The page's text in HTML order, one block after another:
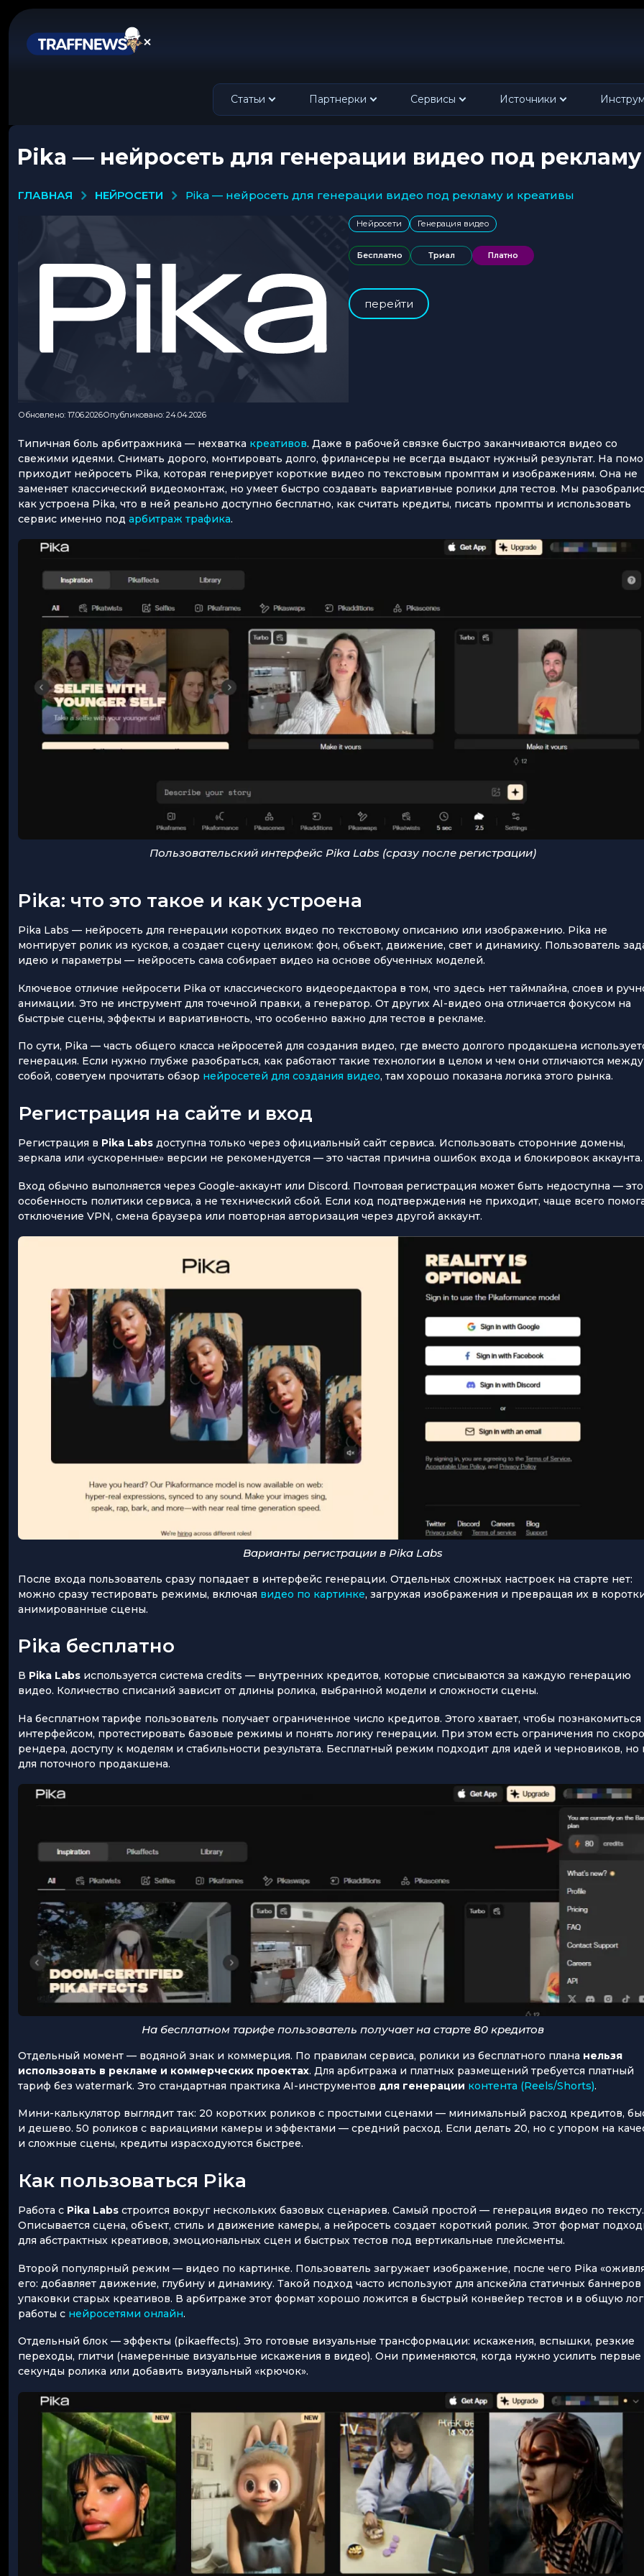
Статьи Партнерки Сервисы Источники
Pika — нейросеть для генерации видео под
ГЛАВНАЯ НЕЙРОСЕТИ pika — нейросеть для генерации видео под рекламу и креативы
Нейросети Генерация видео
Бесплатно Триал Платно
перейти
Обновлено: 17.06.2026Опубликовано: 24.04.2026
Типичная боль арбитражника — нехватка креативов. Даже в рабочей связке быстро заканчиваются видео со
свежими идеями. Снимать дорого, монтировать долго, фрилансеры не всегда выдают нужный результат. На
приходит нейросеть Pika, которая генерирует короткие видео по текстовым промптам и изображениям. Она не
заменяет классический видеомонтаж, но умеет быстро создавать вариативные ролики для тестов. Мы
как устроена Pika, что в ней реально доступно бесплатно, как считать кредиты, писать промпты и использовать
сервис именно под арбитраж трафика.
Пользовательский интерфейс Pika Labs (сразу после регистрации)
Pika: что это такое и как устроена
Pika Labs — нейросеть для генерации коротких видео по текстовому описанию или изображению. Pika не
монтирует ролик из кусков, а создает сцену целиком: фон, объект, движение, свет и динамику. Пользователь
идею и параметры — нейросеть сама собирает видео на основе обученных моделей.
Ключевое отличие нейросети Pika от классического видеоредактора в том, что здесь нет таймлайна, слоев и
анимации. Это не инструмент для точечной правки, а генератор. От других AI-видео она отличается фокусом на
быстрые сцены, эффекты и вариативность, что особенно важно для тестов в рекламе.
По сути, Pika — часть общего класса нейросетей для создания видео, где вместо долгого продакшена
генерация. Если нужно глубже разобраться, как работают такие технологии в целом и чем они отличаются между
собой, советуем прочитать обзор нейросетей для создания видео, там хорошо показана логика этого рынка.
Регистрация на сайте и вход
Регистрация в Pika Labs доступна только через официальный сайт сервиса. Использовать сторонние домены,
зеркала или «ускоренные» версии не рекомендуется — это частая причина ошибок входа и блокировок аккаунта.
Вход обычно выполняется через Google-аккаунт или Discord. Почтовая регистрация может быть недоступна — это
особенность политики сервиса, а не технический сбой. Если код подтверждения не приходит, чаще всего
отключение VPN, смена браузера или повторная авторизация через другой аккаунт.
Варианты регистрации в Pika Labs
После входа пользователь сразу попадает в интерфейс генерации. Отдельных сложных настроек на старте нет:
можно сразу тестировать режимы, включая видео по картинке, загружая изображения и превращая их в
анимированные сцены.
Pika бесплатно
В Pika Labs используется система credits — внутренних кредитов, которые списываются за каждую генерацию
видео. Количество списаний зависит от длины ролика, выбранной модели и сложности сцены.
На бесплатном тарифе пользователь получает ограниченное число кредитов. Этого хватает, чтобы познакомиться
интерфейсом, протестировать базовые режимы и понять логику генерации. При этом есть ограничения по
рендера, доступу к моделям и стабильности результата. Бесплатный режим подходит для идей и черновиков, но
для поточного продакшена.
На бесплатном тарифе пользователь получает на старте 80 кредитов
Отдельный момент — водяной знак и коммерция. По правилам сервиса, ролики из бесплатного плана нельзя
использовать в рекламе и коммерческих проектах. Для арбитража и платных размещений требуется платный
тариф без watermark. Это стандартная практика AI-инструментов для генерации контента (Reels/Shorts).
Мини-калькулятор выглядит так: 20 коротких роликов с простыми сценами — минимальный расход кредитов,
и дешево. 50 роликов с вариациями камеры и эффектами — средний расход. Если делать 20, но с упором на
и сложные сцены, кредиты израсходуются быстрее.
Как пользоваться Pika
Работа с Pika Labs строится вокруг нескольких базовых сценариев. Самый простой — генерация видео по тексту.
Описывается сцена, объект, стиль и движение камеры, а нейросеть создает короткий ролик. Этот формат
для абстрактных креативов, эмоциональных сцен и быстрых тестов под вертикальные плейсменты.
Второй популярный режим — видео по картинке. Пользователь загружает изображение, после чего Pika
его: добавляет движение, глубину и динамику. Такой подход часто используют для апскейла статичных баннеров
упаковки старых креативов. В арбитраже этот формат хорошо ложится в быстрый конвейер тестов и в общую
работы с нейросетями онлайн.
Отдельный блок — эффекты (pikaeffects). Это готовые визуальные трансформации: искажения, вспышки, резкие
переходы, глитчи (намеренные визуальные искажения в видео). Они применяются, когда нужно усилить первые
секунды ролика или добавить визуальный «крючок».